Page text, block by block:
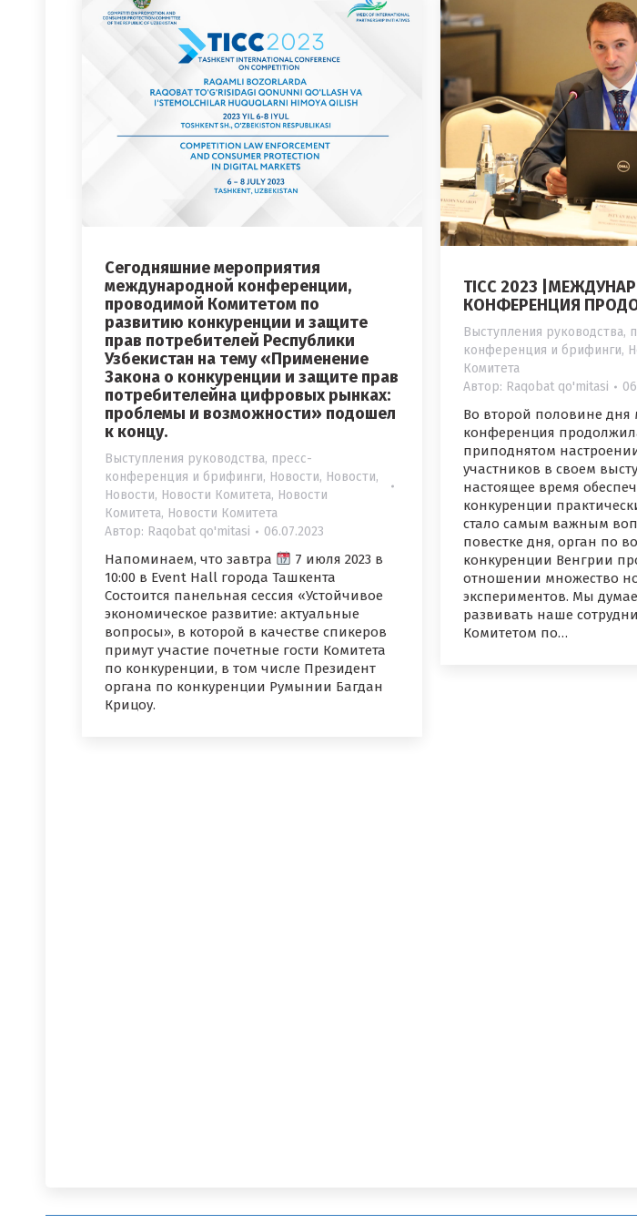
Сегодняшние мероприятия
международной конференции,
проводимой Комитетом по
развитию конкуренции и защите
прав потребителей Республики
Узбекистан на тему «Применение
Закона о конкуренции и защите прав
потребителейна цифровых рынках:
проблемы и возможности» подошел
к концу.
Выступления руководства, пресс-
конференция и брифинги, Новости, Новости,
Новости, Новости Комитета, Новости
Комитета, Новости Комитета
Автор: Raqobat qo'mitasi 06.07.2023
Напоминаем, что завтра
7 июля 2023 в
10:00 в Event Hall города Ташкента
Состоится панельная сессия «Устойчивое
экономическое развитие: актуальные
вопросы», в которой в качестве спикеров
примут участие почетные гости Комитета
по конкуренции, в том числе Президент
органа по конкуренции Румынии Багдан
Крицоу.
TICC 2023
КОНФЕРЕНЦИЯ
Выступления руководства,
конференция и брифинги,
Комитета
Автор: Raqobat qo'mitasi
Во второй половине дня
конференция
приподнятом
участников в своем
настоящее время
конкуренции
стало самым важным
повестке дня, орган по
конкуренции Венгрии
отношении множество
экспериментов. Мы
развивать наше
Комитетом по…